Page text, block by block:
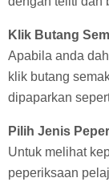
Klik Butang
Apabila anda
klik butang
dipaparkan
Pilih Jenis
Untuk melihat
peperiksaan